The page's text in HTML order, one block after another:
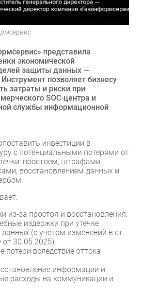
представила
экономической
защиты данных —
Инструмент позволяет бизнесу
затраты и риски при
SOC-центра и
службы информационной
инвестиции в
с потенциальными потерями от
простоем, штрафами,
восстановлением данных и
из-за простоя и восстановления;
издержки при утечке
(с учётом изменений в ст.
30.05.2025);
потери вследствие оттока
информации и
расходы на коммуникации и